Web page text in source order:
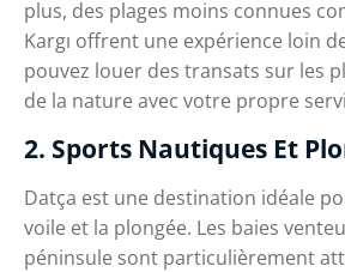
plus, des plages moins connues
Kargı offrent une expérience loin
pouvez louer des transats sur les
de la nature avec votre propre
2. Sports Nautiques Et
Datça est une destination idéale
voile et la plongée. Les baies
péninsule sont particulièrement